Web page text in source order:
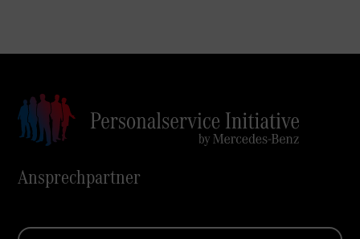
Ansprechpartner